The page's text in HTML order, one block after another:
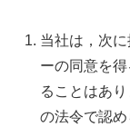
当社は，次
ーの同意を
ることはあ
の法令で認め